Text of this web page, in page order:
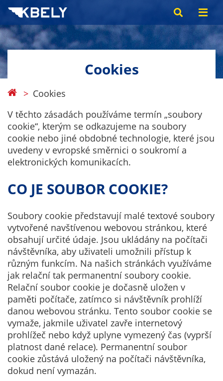
Cookies
Cookies
V těchto zásadách používáme termín „soubory
cookie“, kterým se odkazujeme na soubory
cookie nebo jiné obdobné technologie, které jsou
uvedeny v evropské směrnici o soukromí a
elektronických komunikacích.
CO JE SOUBOR COOKIE?
Soubory cookie představují malé textové soubory
vytvořené navštívenou webovou stránkou, které
obsahují určité údaje. Jsou ukládány na počítači
návštěvníka, aby uživateli umožnili přístup k
různým funkcím. Na našich stránkách využíváme
jak relační tak permanentní soubory cookie.
Relační soubor cookie je dočasně uložen v
paměti počítače, zatímco si návštěvník prohlíží
danou webovou stránku. Tento soubor cookie se
vymaže, jakmile uživatel zavře internetový
prohlížeč nebo když uplyne vymezený čas (vyprší
platnost dané relace). Permanentní soubor
cookie zůstává uložený na počítači návštěvníka,
dokud není vymazán.
Technické
cookies
Technické
cookies jsou
nezbytné pro
správné
fungování
webu a všech
funkcí, které
nabízí.
Nepožadujeme
Váš souhlas s